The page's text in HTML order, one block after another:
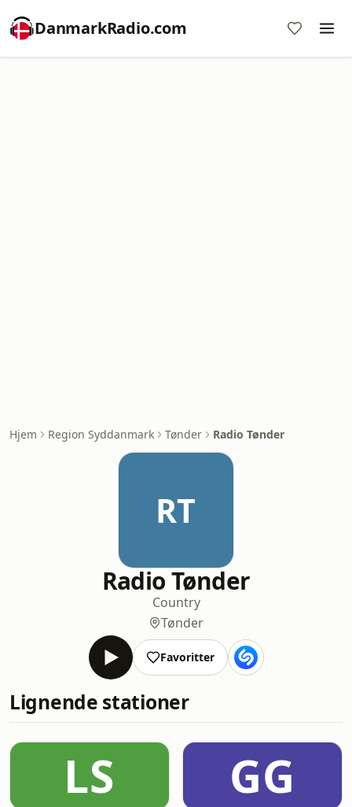
DanmarkRadio.com
Hjem Region Syddanmark Tønder Radio Tønder
RT
Radio Tønder
Country
Tønder
Favoritter
Lignende stationer
LS GG